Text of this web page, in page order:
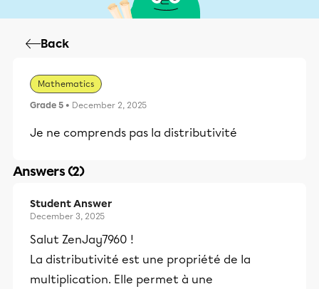
Back
Mathematics
Grade 5 • December 2, 2025
Je ne comprends pas la distributivité
Answers (2)
Student Answer
December 3, 2025
Salut ZenJay7960 !
La distributivité est une propriété de la
multiplication. Elle permet à une